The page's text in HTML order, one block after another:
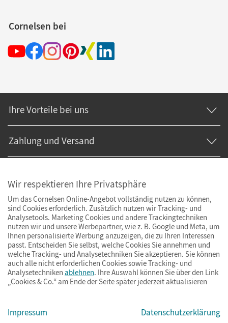
Cornelsen bei
Ihre Vorteile bei uns
Zahlung und Versand
© Cornelsen Verlag 2026
ImpressumAGBDatenschutzBarrierefreiheitCookies & Co.
Wir respektieren Ihre Privatsphäre
Um das Cornelsen Online-Angebot vollständig nutzen zu können,
sind Cookies erforderlich. Zusätzlich nutzen wir Tracking- und
Analysetools. Marketing Cookies und andere Trackingtechniken
nutzen wir und unsere Werbepartner, wie z. B. Google und Meta, um
Ihnen personalisierte Werbung anzuzeigen, die zu Ihren Interessen
passt. Entscheiden Sie selbst, welche Cookies Sie annehmen und
welche Tracking- und Analysetechniken Sie akzeptieren. Sie können
auch alle nicht erforderlichen Cookies sowie Tracking- und
Analysetechniken ablehnen. Ihre Auswahl können Sie über den Link
„Cookies & Co.“ am Ende der Seite später jederzeit aktualisieren
Impressum Datenschutzerklärung